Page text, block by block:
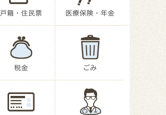
戸籍・住民票 医療保険・年金
税金 ごみ